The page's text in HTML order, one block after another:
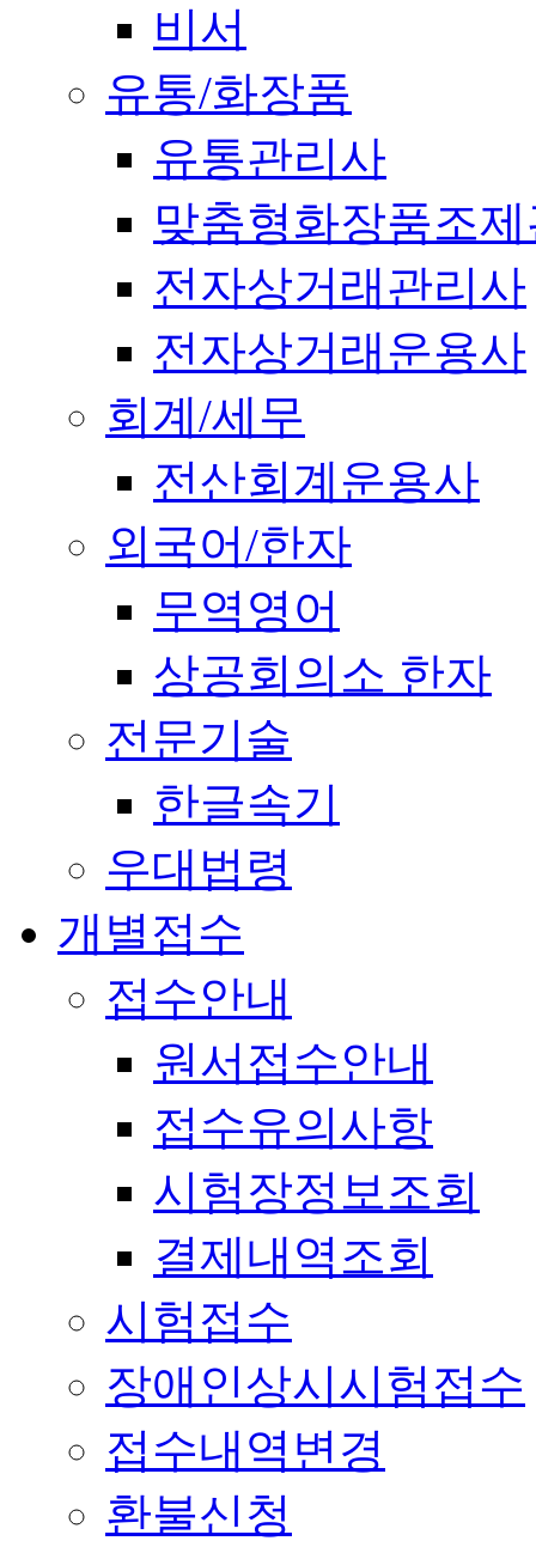
비서
유통/화장품
유통관리사
맞춤형화장품조
전자상거래관리사
전자상거래운용사
회계/세무
전산회계운용사
외국어/한자
무역영어
상공회의소 한자
전문기술
한글속기
우대법령
개별접수
접수안내
원서접수안내
접수유의사항
시험장정보조회
결제내역조회
시험접수
장애인상시시험접수
접수내역변경
환불신청